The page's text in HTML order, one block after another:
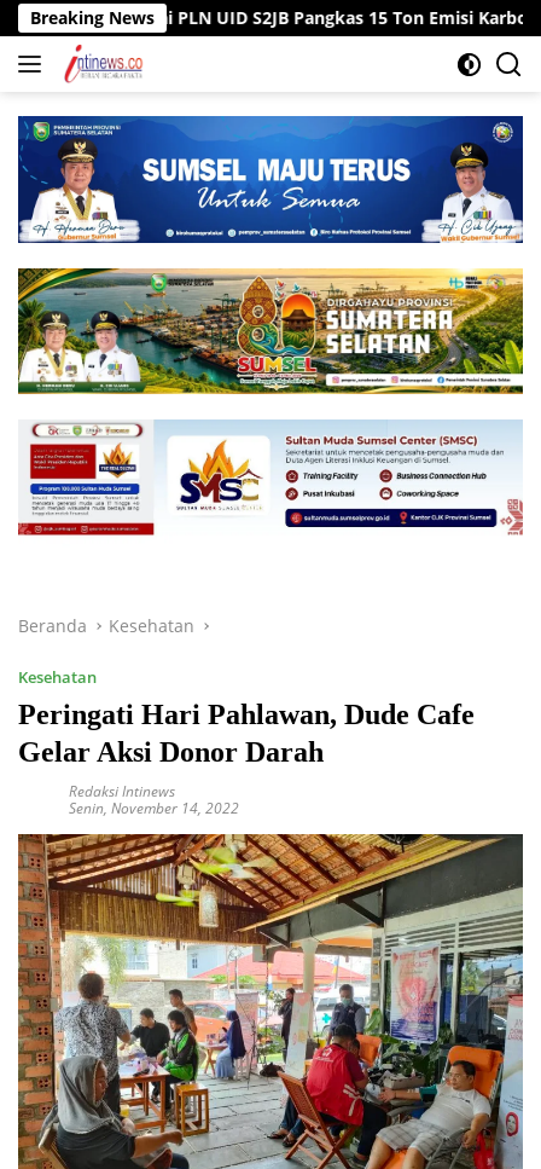
Langsung
ke
konten
Breaking News
PLN UID S2JB Pangkas 15 Ton Emisi Karbon Tiga
Beranda Kesehatan
Kesehatan
Peringati Hari Pahlawan, Dude Cafe
Gelar Aksi Donor Darah
Redaksi Intinews
Senin, November 14, 2022